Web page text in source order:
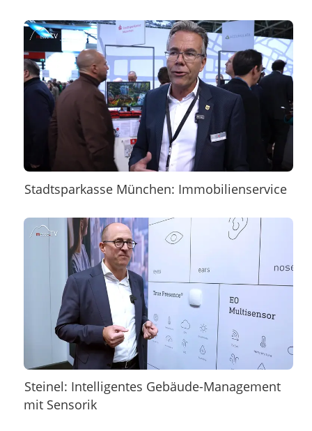
Stadtsparkasse München: Immobilienservice
Steinel: Intelligentes Gebäude-Management
mit Sensorik